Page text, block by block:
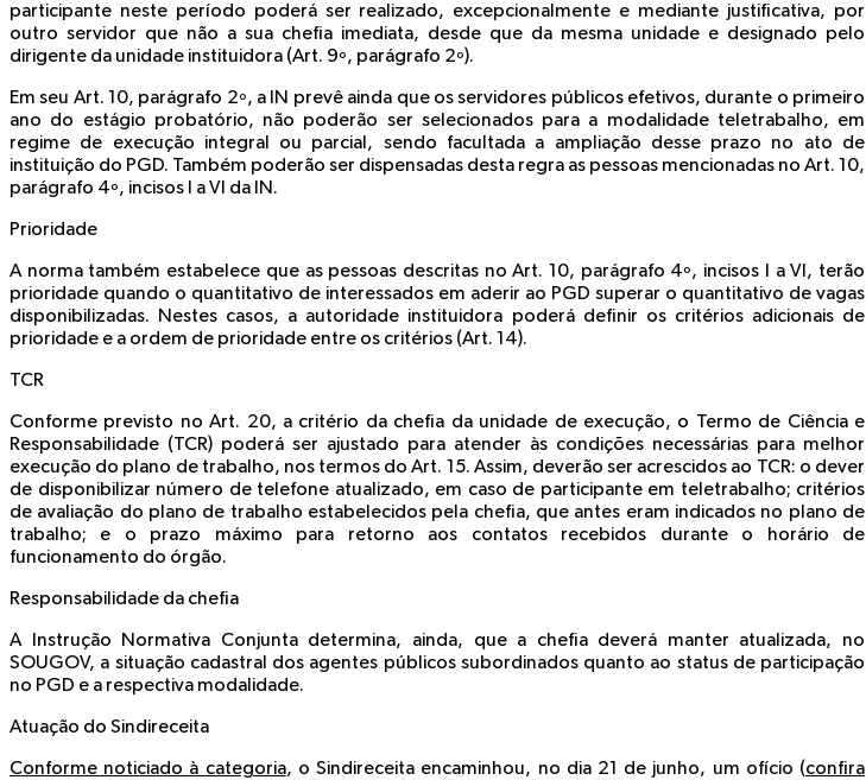
participante neste período poderá ser realizado, excepcionalmente e mediante justificativa, por
outro servidor que não a sua chefia imediata, desde que da mesma unidade e designado pelo
dirigente da unidade instituidora (Art. 9º, parágrafo 2º).
Em seu Art. 10, parágrafo 2º, a IN prevê ainda que os servidores públicos efetivos, durante o primeiro
ano do estágio probatório, não poderão ser selecionados para a modalidade teletrabalho, em
regime de execução integral ou parcial, sendo facultada a ampliação desse prazo no ato de
instituição do PGD. Também poderão ser dispensadas desta regra as pessoas mencionadas no Art. 10,
parágrafo 4º, incisos I a VI da IN.
Prioridade
A norma também estabelece que as pessoas descritas no Art. 10, parágrafo 4º, incisos I a VI, terão
prioridade quando o quantitativo de interessados em aderir ao PGD superar o quantitativo de vagas
disponibilizadas. Nestes casos, a autoridade instituidora poderá definir os critérios adicionais de
prioridade e a ordem de prioridade entre os critérios (Art. 14).
TCR
Conforme previsto no Art. 20, a critério da chefia da unidade de execução, o Termo de Ciência e
Responsabilidade (TCR) poderá ser ajustado para atender às condições necessárias para melhor
execução do plano de trabalho, nos termos do Art. 15. Assim, deverão ser acrescidos ao TCR: o dever
de disponibilizar número de telefone atualizado, em caso de participante em teletrabalho; critérios
de avaliação do plano de trabalho estabelecidos pela chefia, que antes eram indicados no plano de
trabalho; e o prazo máximo para retorno aos contatos recebidos durante o horário de
funcionamento do órgão.
Responsabilidade da chefia
A Instrução Normativa Conjunta determina, ainda, que a chefia deverá manter atualizada, no
SOUGOV, a situação cadastral dos agentes públicos subordinados quanto ao status de participação
no PGD e a respectiva modalidade.
Atuação do Sindireceita
Conforme noticiado à categoria, o Sindireceita encaminhou, no dia 21 de junho, um ofício (confira